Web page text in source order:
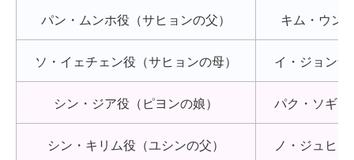
パン・ムンホ役（サヒョンの父） キム・ウン
ソ・イェチェン役（サヒョンの母） イ・ジョンナ
シン・ジア役（ピヨンの娘） パク・ソギョ
シン・キリム役（ユシンの父） ノ・ジュヒョ